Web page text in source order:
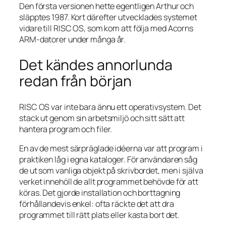
Den första versionen hette egentligen Arthur och
släpptes 1987. Kort därefter utvecklades systemet
vidare till RISC OS, som kom att följa med Acorns
ARM-datorer under många år.
Det kändes annorlunda
redan från början
RISC OS var inte bara ännu ett operativsystem. Det
stack ut genom sin arbetsmiljö och sitt sätt att
hantera program och filer.
En av de mest särpräglade idéerna var att program i
praktiken låg i egna kataloger. För användaren såg
de ut som vanliga objekt på skrivbordet, men i själva
verket innehöll de allt programmet behövde för att
köras. Det gjorde installation och borttagning
förhållandevis enkel: ofta räckte det att dra
programmet till rätt plats eller kasta bort det.